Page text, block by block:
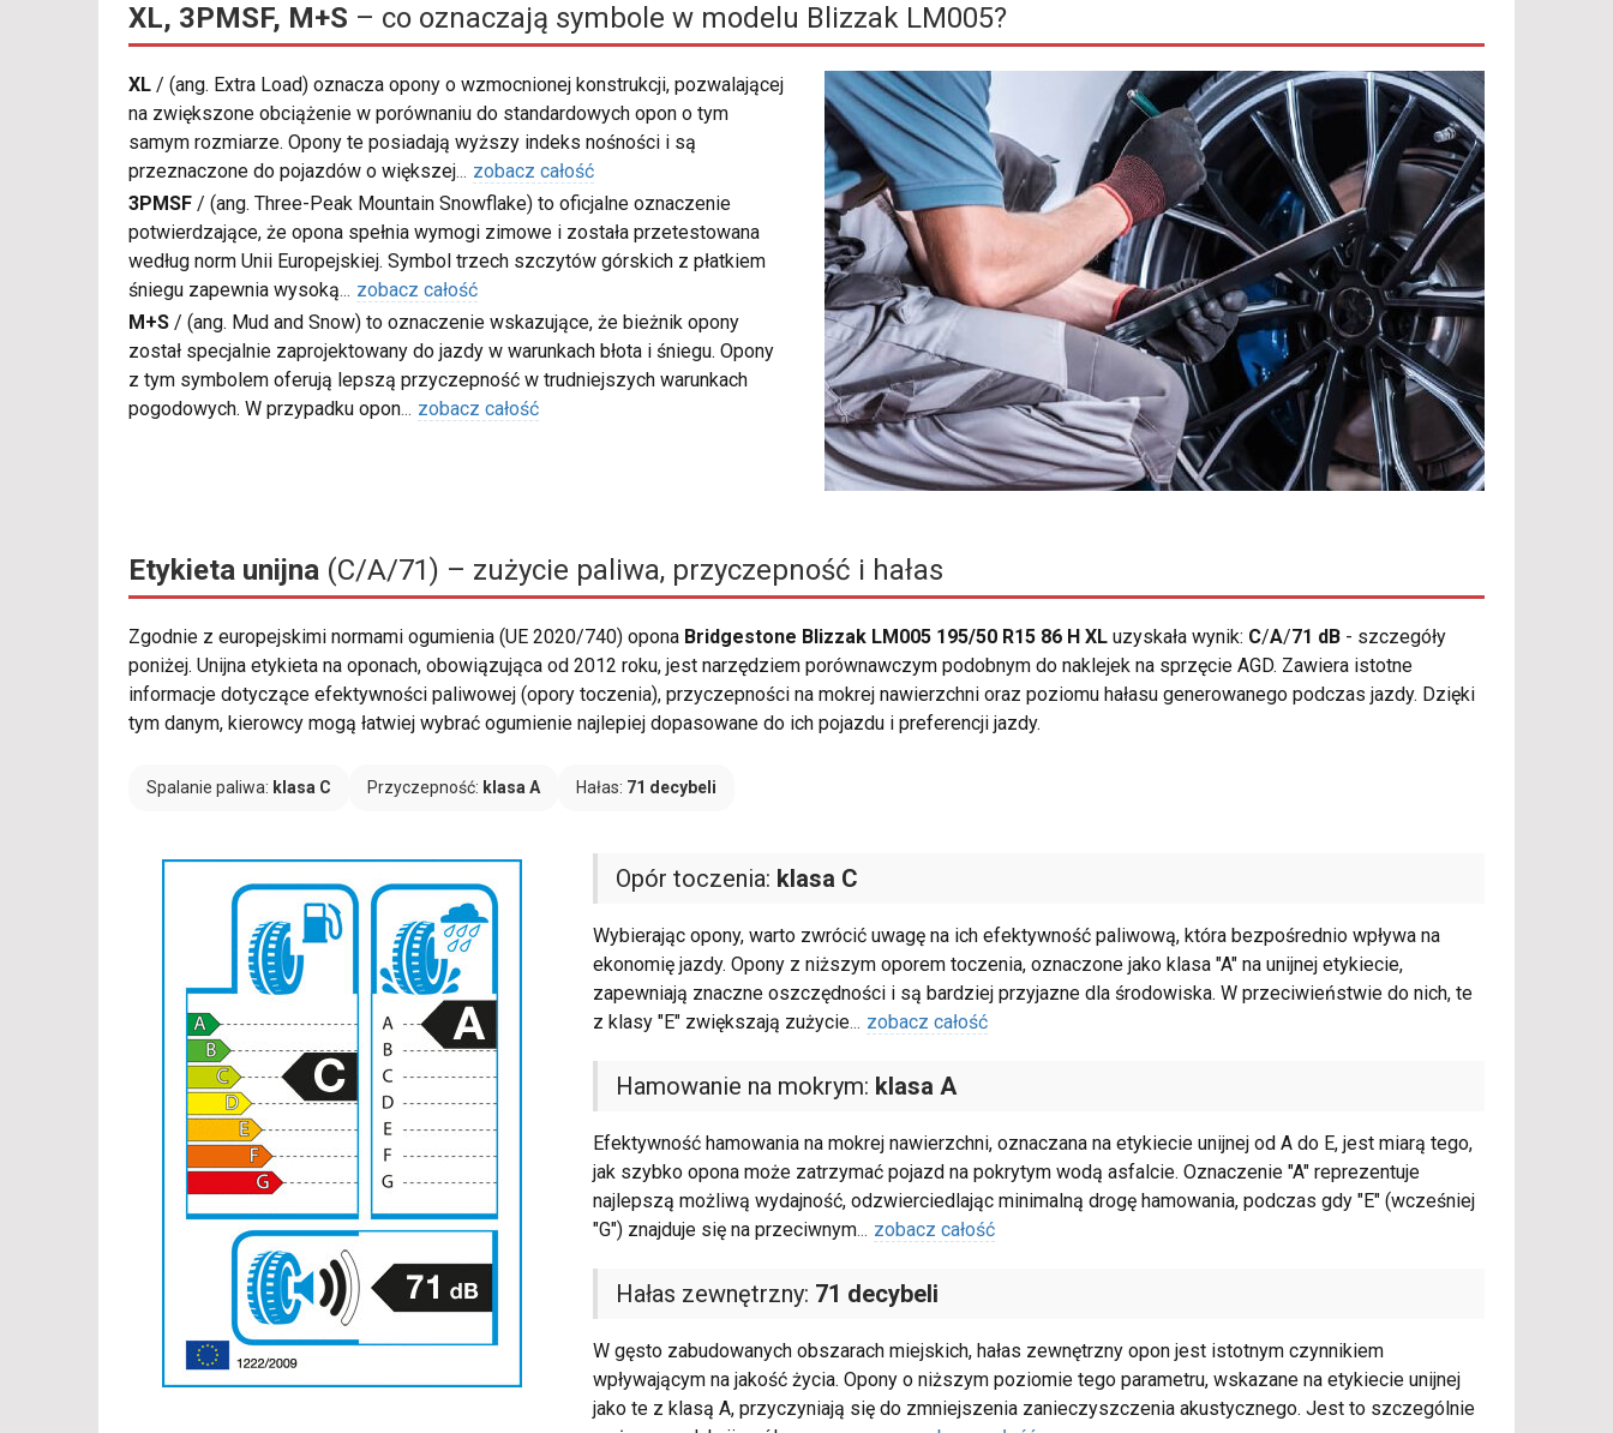
XL, 3PMSF, M+S – co oznaczają symbole w modelu Blizzak LM005?
XL / (ang. Extra Load) oznacza opony o wzmocnionej konstrukcji, pozwalającej
na zwiększone obciążenie w porównaniu do standardowych opon o tym
samym rozmiarze. Opony te posiadają wyższy indeks nośności i są
przeznaczone do pojazdów o większej... zobacz całość
3PMSF / (ang. Three-Peak Mountain Snowflake) to oficjalne oznaczenie
potwierdzające, że opona spełnia wymogi zimowe i została przetestowana
według norm Unii Europejskiej. Symbol trzech szczytów górskich z płatkiem
śniegu zapewnia wysoką... zobacz całość
M+S / (ang. Mud and Snow) to oznaczenie wskazujące, że bieżnik opony
został specjalnie zaprojektowany do jazdy w warunkach błota i śniegu. Opony
z tym symbolem oferują lepszą przyczepność w trudniejszych warunkach
pogodowych. W przypadku opon... zobacz całość
Etykieta unijna (C/A/71) – zużycie paliwa, przyczepność i hałas
Zgodnie z europejskimi normami ogumienia (UE 2020/740) opona Bridgestone Blizzak LM005 195/50 R15 86 H XL uzyskała wynik: C/A/71 dB - szczegóły
poniżej. Unijna etykieta na oponach, obowiązująca od 2012 roku, jest narzędziem porównawczym podobnym do naklejek na sprzęcie AGD. Zawiera istotne
informacje dotyczące efektywności paliwowej (opory toczenia), przyczepności na mokrej nawierzchni oraz poziomu hałasu generowanego podczas jazdy. Dzięki
tym danym, kierowcy mogą łatwiej wybrać ogumienie najlepiej dopasowane do ich pojazdu i preferencji jazdy.
Spalanie paliwa: klasa C Przyczepność: klasa A Hałas: 71 decybeli
Opór toczenia: klasa C
Wybierając opony, warto zwrócić uwagę na ich efektywność paliwową, która bezpośrednio wpływa na
ekonomię jazdy. Opony z niższym oporem toczenia, oznaczone jako klasa "A" na unijnej etykiecie,
zapewniają znaczne oszczędności i są bardziej przyjazne dla środowiska. W przeciwieństwie do nich, te
z klasy "E" zwiększają zużycie... zobacz całość
Hamowanie na mokrym: klasa A
Efektywność hamowania na mokrej nawierzchni, oznaczana na etykiecie unijnej od A do E, jest miarą tego,
jak szybko opona może zatrzymać pojazd na pokrytym wodą asfalcie. Oznaczenie "A" reprezentuje
najlepszą możliwą wydajność, odzwierciedlając minimalną drogę hamowania, podczas gdy "E" (wcześniej
"G") znajduje się na przeciwnym... zobacz całość
Hałas zewnętrzny: 71 decybeli
W gęsto zabudowanych obszarach miejskich, hałas zewnętrzny opon jest istotnym czynnikiem
wpływającym na jakość życia. Opony o niższym poziomie tego parametru, wskazane na etykiecie unijnej
jako te z klasą A, przyczyniają się do zmniejszenia zanieczyszczenia akustycznego. Jest to szczególnie